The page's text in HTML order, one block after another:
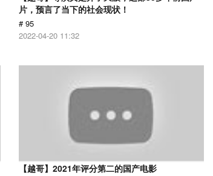
片，预言了当下的社会现状！
# 95
2022-04-20 11:32
【越哥】2021年评分第二的国产电影